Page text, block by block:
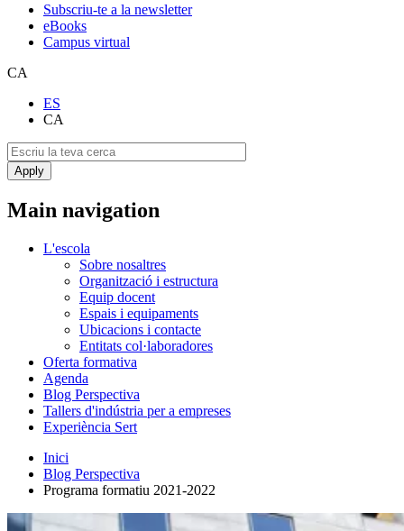
Subscriu-te a la newsletter
eBooks
Campus virtual
CA
ES
CA
Main navigation
L'escola
Sobre nosaltres
Organització i estructura
Equip docent
Espais i equipaments
Ubicacions i contacte
Entitats col·laboradores
Oferta formativa
Agenda
Blog Perspectiva
Tallers d'indústria per a empreses
Experiència Sert
Inici
Blog Perspectiva
​Programa formatiu 2021-2022